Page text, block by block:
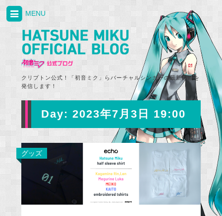
クリプトン公式！「初音ミク」らバーチャルシンガーの最新情報を
発信します！
MENU
Day: 2023年7月3日 19:00
グッズ